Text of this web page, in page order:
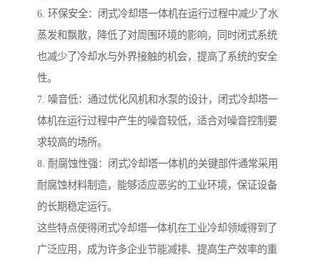
6. 环保安全：闭式冷却塔一体机在运行过程中减少了水
蒸发和飘散，降低了对周围环境的影响，同时闭式系统
也减少了冷却水与外界接触的机会，提高了系统的安全
性。
7. 噪音低：通过优化风机和水泵的设计，闭式冷却塔一
体机在运行过程中产生的噪音较低，适合对噪音控制要
求较高的场所。
8. 耐腐蚀性强：闭式冷却塔一体机的关键部件通常采用
耐腐蚀材料制造，能够适应恶劣的工业环境，保证设备
的长期稳定运行。
这些特点使得闭式冷却塔一体机在工业冷却领域得到了
广泛应用，成为许多企业节能减排、提高生产效率的重